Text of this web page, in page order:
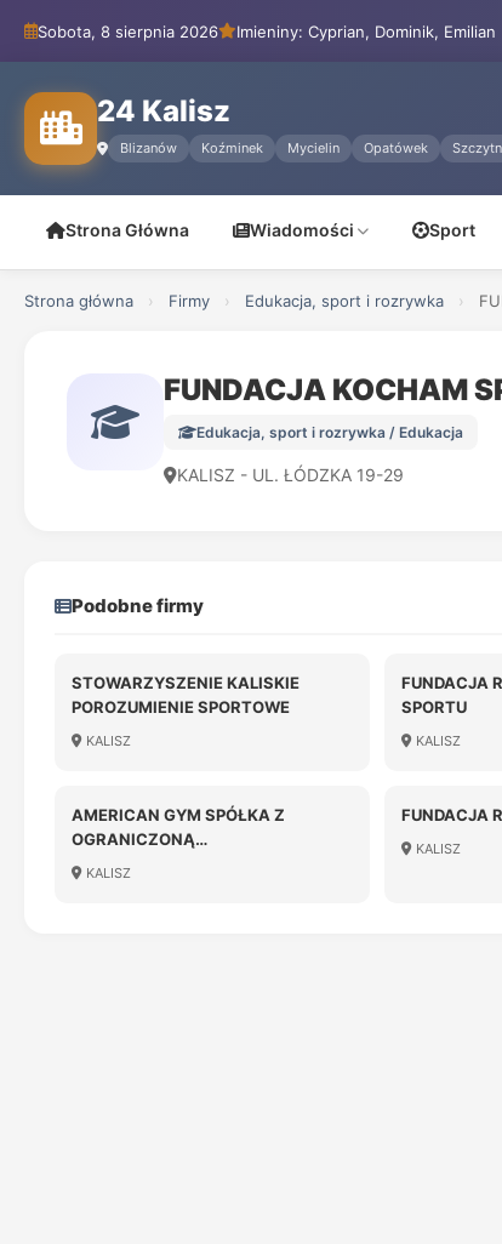
Sobota, 8 sierpnia 2026 Imieniny: Cyprian, Dominik, Emilian
24 Kalisz
Blizanów Koźminek Mycielin Opatówek
Strona Główna Wiadomości Sport
Strona główna › Firmy › Edukacja, sport i rozrywka ›
FUNDACJA KOCHAM
Edukacja, sport i rozrywka / Edukacja
KALISZ - UL. ŁÓDZKA 19-29
Podobne firmy
STOWARZYSZENIE KALISKIE
POROZUMIENIE SPORTOWE
KALISZ
FUNDACJA
SPORTU
KALISZ
AMERICAN GYM SPÓŁKA Z
OGRANICZONĄ
ODPOWIEDZIALNOŚCIĄ
KALISZ
FUNDACJA
KALISZ